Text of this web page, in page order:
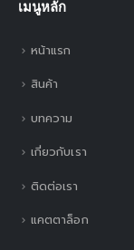
เมนูหลัก
หน้าแรก
สินค้า
บทความ
เกี่ยวกับเรา
ติดต่อเรา
แคตตาล็อก